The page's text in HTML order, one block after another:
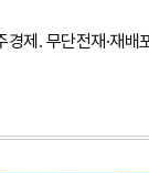
제. 무단전재·재배